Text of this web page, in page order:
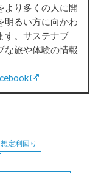
より多くの人に開
明るい方に向かわ
す。サステナブ
な旅や体験の情報
想定利回り